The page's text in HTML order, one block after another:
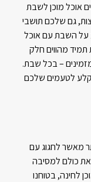
אוכל מוכן לשבת
גם שלכם תושבי
על השבת עם אוכל
מהווים חלק
– בכל שבת.
לטעמים שלכם
מאשר לחגוג עם
כולם למסיבה
לחינה, בטוחנו